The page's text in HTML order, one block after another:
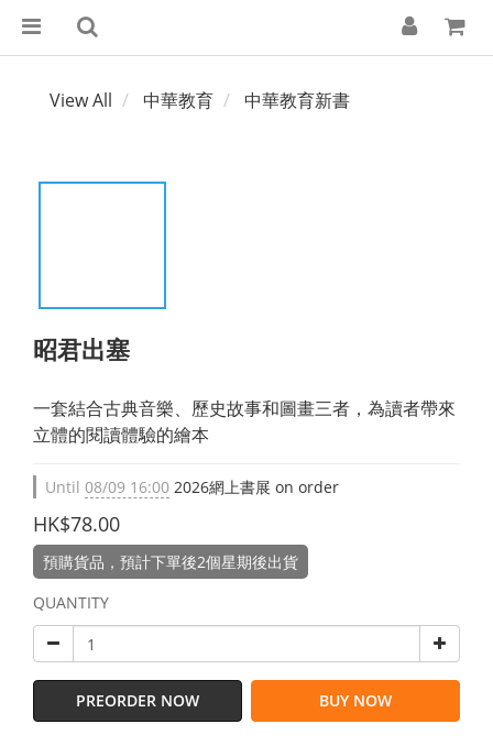
View All 中華教育 中華教育新書
昭君出塞
一套結合古典音樂、歷史故事和圖畫三者，為讀者帶來
立體的閱讀體驗的繪本
Until 08/09 16:00 2026網上書展 on order
HK$78.00
預購貨品，預計下單後2個星期後出貨
QUANTITY
PREORDER NOW BUY NOW